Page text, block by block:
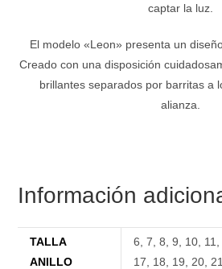
captar la luz.
El modelo «Leon» presenta un
Creado con una disposición
brillantes separados por barritas a
alianza.
Información
TALLA
ANILLO
6 ,7 ,8 ,9 10 11
17
18 19 20 21